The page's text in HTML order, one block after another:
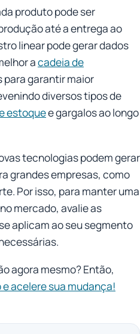
produto pode ser
até a entrega ao
linear pode gerar dados
acadeia de
para garantir maior
diversos tipos de
estoquee gargalos ao longo
tecnologias podem gerar
grandes empresas, como
Por isso, para manter uma
mercado, avalie as
aplicam ao seu segmento
agora mesmo? Então,
acelere sua mudança!